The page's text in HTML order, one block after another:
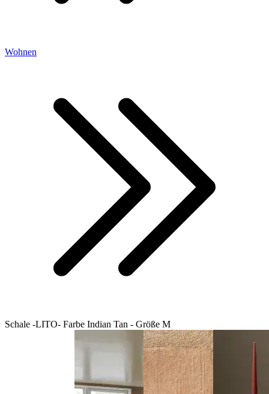
Wohnen
Schale -LITO- Farbe Indian Tan - Größe M